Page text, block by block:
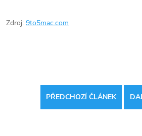
Zdroj: 9to5mac.com
PŘEDCHOZÍ ČLÁNEK